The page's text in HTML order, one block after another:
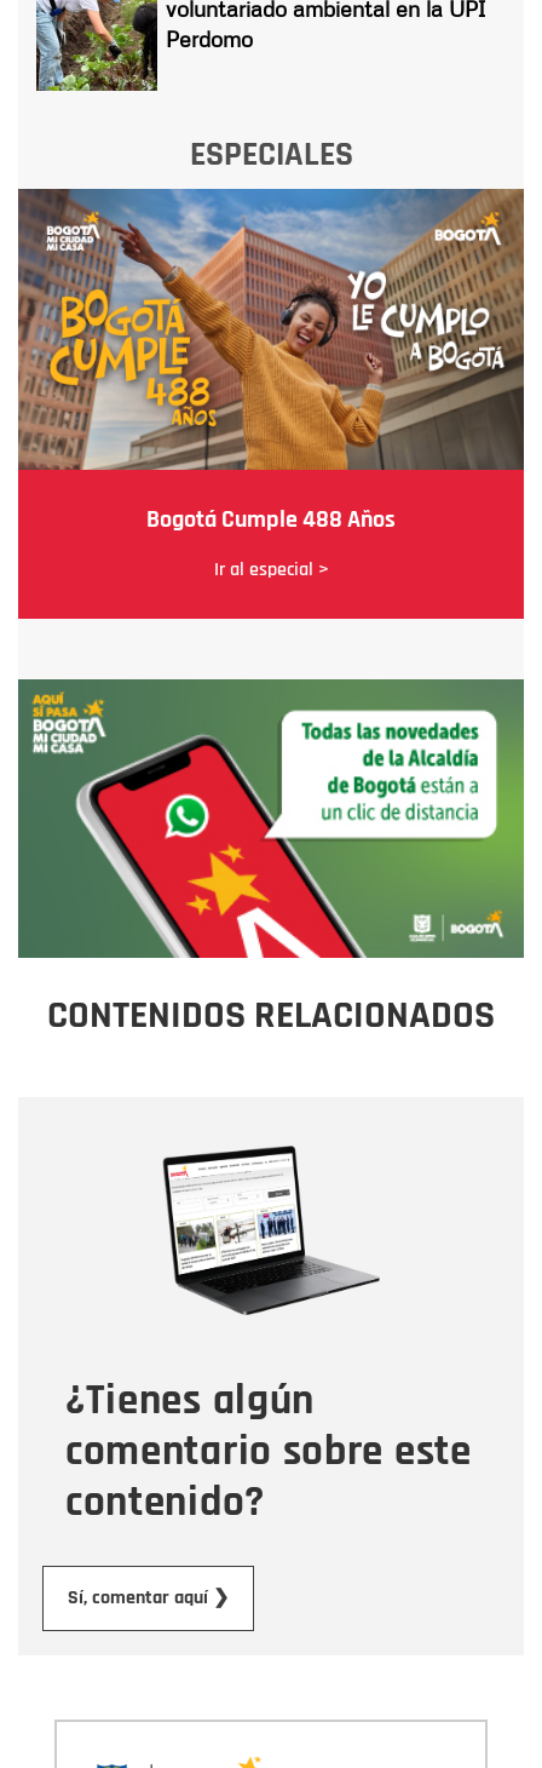
voluntariado ambiental en la UPI
Perdomo
ESPECIALES
Bogotá Cumple 488 Años
Ir al especial >
CONTENIDOS RELACIONADOS
¿Tienes algún
comentario sobre este
contenido?
Sí, comentar aquí ❯
Correo electrónico
Tipo de comentario
Mensaje